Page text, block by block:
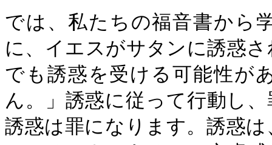
では、私たちの福音書から
に、イエスがサタンに誘惑
でも誘惑を受ける可能性が
ん。」誘惑に従って行動し
誘惑は罪になります。誘惑